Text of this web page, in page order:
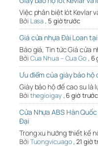
Việc phân biệt lót Kevlar
Bởi Lasa, 5 giờ trước
Giá cửa nhựa Đài Loan
Báo giá, Tin tức Giá cửa
Bởi Cua Nhua – Cua Go , 6
Ưu điểm của giày bảo hộ
Giày bảo hộ đế cao su là
Bởi thegioigay, 6 giờ trước
Cửa Nhựa ABS Hàn
Đại
Trong xu hướng thiết kế
Bởi Tuongvicuago,21 giờ